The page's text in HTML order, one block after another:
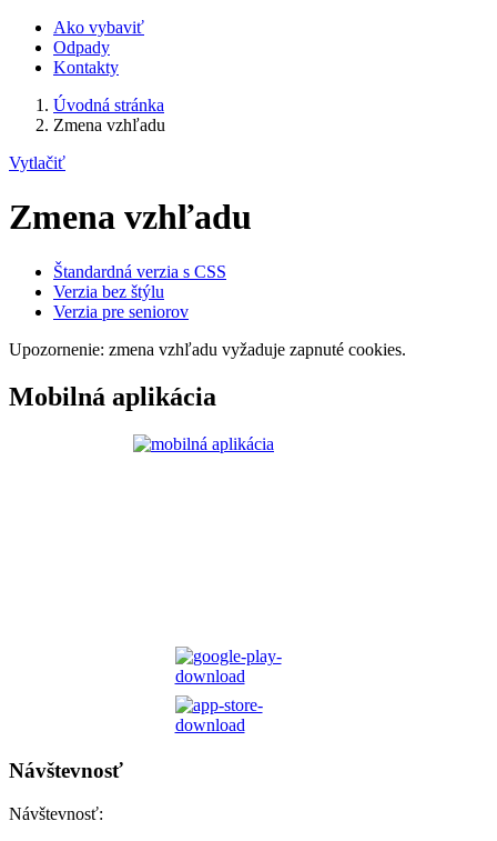
Ako vybaviť
Odpady
Kontakty
Úvodná stránka
Zmena vzhľadu
Vytlačiť
Zmena vzhľadu
Štandardná verzia s CSS
Verzia bez štýlu
Verzia pre seniorov
Upozornenie: zmena vzhľadu vyžaduje zapnuté cookies.
Mobilná aplikácia
Návštevnosť
Návštevnosť: